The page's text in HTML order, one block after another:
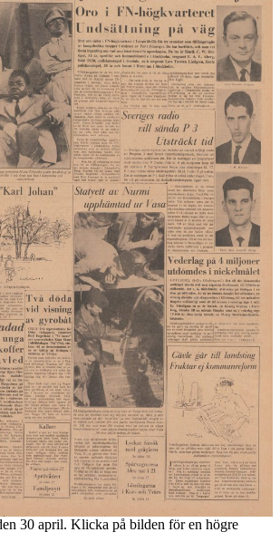
30 april. Klicka på bilden för en högre